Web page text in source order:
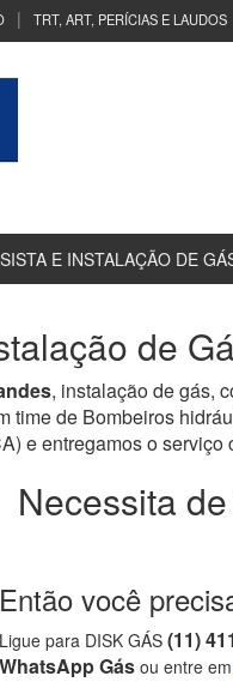
TRT, ART, PERÍCIAS E LAUDOS
E INSTALAÇÃO DE
de
, instalação de gás,
time de Bombeiros
e entregamos o
Necessita
Então você
Ligue para DISK GÁS (11)
WhatsApp Gás ou entre em